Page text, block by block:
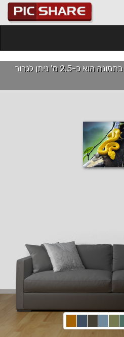
להמחשה בלבד - גודל הקיר בתמונה הוא כ-2.5 מ' ניתן לגרור